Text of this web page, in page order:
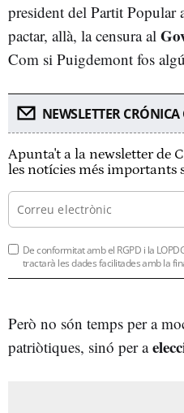
president del Partit Popular
pactar, allà, la censura al
Com si Puigdemont fos
NEWSLETTER
Apunta't a la newsletter de
les notícies més importants
De conformitat amb el RGPD i la
tractarà les dades facilitades amb la
Però no són temps per a
patriòtiques, sinó per a